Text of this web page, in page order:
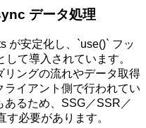
データ処理
が安定化し、`use()` フッ
て導入されています。
リングの流れやデータ取得
イアント側で行われてい
あるため、SSG／SSR／
必要があります。